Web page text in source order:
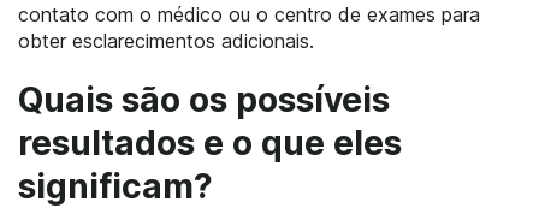
contato com o médico ou o centro de exames para
obter esclarecimentos adicionais.
Quais são os possíveis
resultados e o que eles
significam?